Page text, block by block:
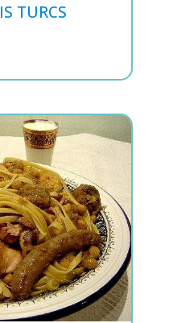
TURCS